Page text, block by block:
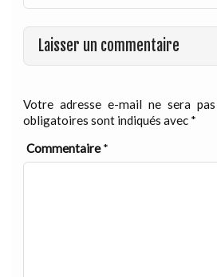
Laisser un commentaire
Votre adresse e-mail ne sera pas
obligatoires sont indiqués avec *
Commentaire*